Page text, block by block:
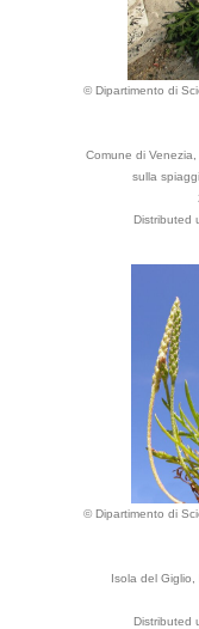
© Dipartimento di
Comune di
sulla
Distributed
© Dipartimento di
Isola del Giglio,
Distributed